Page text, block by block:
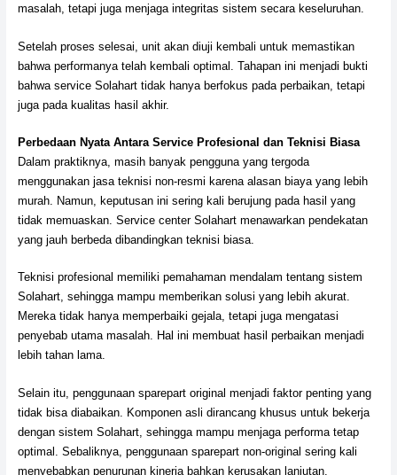
masalah, tetapi juga menjaga integritas sistem secara keseluruhan.
Setelah proses selesai, unit akan diuji kembali untuk memastikan
bahwa performanya telah kembali optimal. Tahapan ini menjadi bukti
bahwa service Solahart tidak hanya berfokus pada perbaikan, tetapi
juga pada kualitas hasil akhir.
Perbedaan Nyata Antara Service Profesional dan Teknisi Biasa
Dalam praktiknya, masih banyak pengguna yang tergoda
menggunakan jasa teknisi non-resmi karena alasan biaya yang lebih
murah. Namun, keputusan ini sering kali berujung pada hasil yang
tidak memuaskan. Service center Solahart menawarkan pendekatan
yang jauh berbeda dibandingkan teknisi biasa.
Teknisi profesional memiliki pemahaman mendalam tentang sistem
Solahart, sehingga mampu memberikan solusi yang lebih akurat.
Mereka tidak hanya memperbaiki gejala, tetapi juga mengatasi
penyebab utama masalah. Hal ini membuat hasil perbaikan menjadi
lebih tahan lama.
Selain itu, penggunaan sparepart original menjadi faktor penting yang
tidak bisa diabaikan. Komponen asli dirancang khusus untuk bekerja
dengan sistem Solahart, sehingga mampu menjaga performa tetap
optimal. Sebaliknya, penggunaan sparepart non-original sering kali
menyebabkan penurunan kinerja bahkan kerusakan lanjutan.